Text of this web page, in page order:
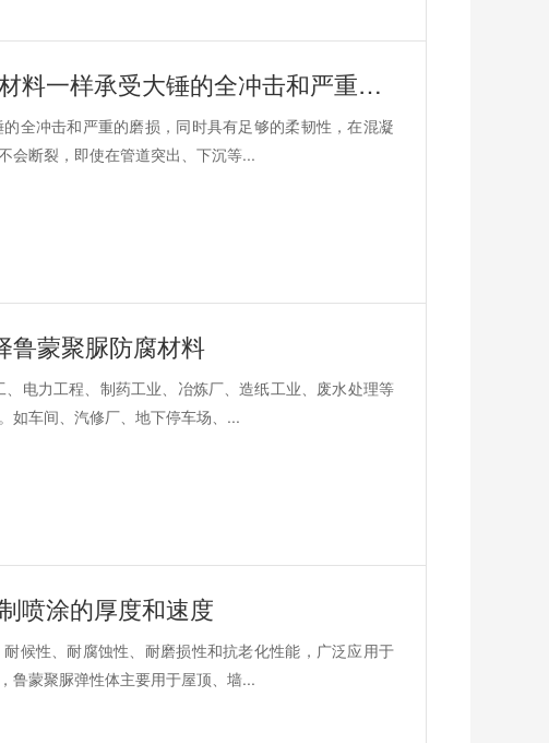
没有其他防水材料能像聚脲防水材料一样承受大锤的全冲击和严重的磨损
全冲击和严重的磨损，同时具有足够的柔韧性，在混凝
会断裂，即使在管道突出、下沉等...
鲁蒙聚脲防腐材料
电力工程、制药工业、冶炼厂、造纸工业、废水处理等
如车间、汽修厂、地下停车场、...
喷涂的厚度和速度
候性、耐腐蚀性、耐磨损性和抗老化性能，广泛应用于
鲁蒙聚脲弹性体主要用于屋顶、墙...